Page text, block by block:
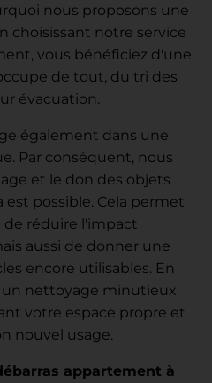
nous proposons une
choisissant notre service
vous bénéficiez d'une
de tout, du tri des
évacuation.
également dans une
Par conséquent, nous
et le don des objets
est possible. Cela permet
réduire l'impact
aussi de donner une
encore utilisables. En
un nettoyage minutieux
votre espace propre et
nouvel usage.
appartement à